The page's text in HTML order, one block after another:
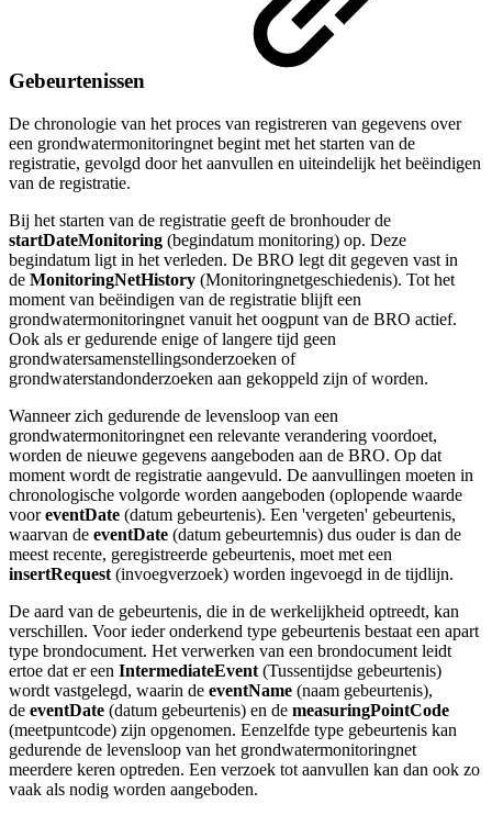
Gebeurtenissen
De chronologie van het proces van registreren van gegevens over
een grondwatermonitoringnet begint met het starten van de
registratie, gevolgd door het aanvullen en uiteindelijk het beëindigen
van de registratie.
Bij het starten van de registratie geeft de bronhouder de
startDateMonitoring (begindatum monitoring) op. Deze
begindatum ligt in het verleden. De BRO legt dit gegeven vast in
de MonitoringNetHistory (Monitoringnetgeschiedenis). Tot het
moment van beëindigen van de registratie blijft een
grondwatermonitoringnet vanuit het oogpunt van de BRO actief.
Ook als er gedurende enige of langere tijd geen
grondwatersamenstellingsonderzoeken of
grondwaterstandonderzoeken aan gekoppeld zijn of worden.
Wanneer zich gedurende de levensloop van een
grondwatermonitoringnet een relevante verandering voordoet,
worden de nieuwe gegevens aangeboden aan de BRO. Op dat
moment wordt de registratie aangevuld. De aanvullingen moeten in
chronologische volgorde worden aangeboden (oplopende waarde
vooreventDate (datum gebeurtenis). Een 'vergeten' gebeurtenis,
waarvan de eventDate (datum gebeurtemnis) dus ouder is dan de
meest recente, geregistreerde gebeurtenis, moet met een
insertRequest (invoegverzoek) worden ingevoegd in de tijdlijn.
De aard van de gebeurtenis, die in de werkelijkheid optreedt, kan
verschillen. Voor ieder onderkend type gebeurtenis bestaat een apart
type brondocument. Het verwerken van een brondocument leidt
ertoe dat er een IntermediateEvent (Tussentijdse gebeurtenis)
wordt vastgelegd, waarin de eventName (naam gebeurtenis),
de eventDate (datum gebeurtenis) en de measuringPointCode
(meetpuntcode) zijn opgenomen. Eenzelfde type gebeurtenis kan
gedurende de levensloop van het grondwatermonitoringnet
meerdere keren optreden. Een verzoek tot aanvullen kan dan ook zo
vaak als nodig worden aangeboden.